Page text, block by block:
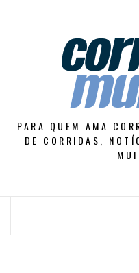
PARA QUEM AMA
DE CORRIDAS,